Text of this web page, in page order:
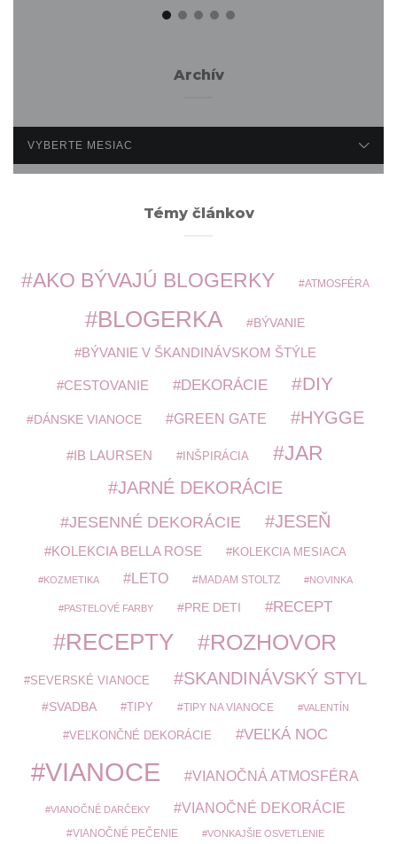
Archív
Témy článkov
AKO BÝVAJÚ BLOGERKY ATMOSFÉRA
BLOGERKA BÝVANIE
BÝVANIE V ŠKANDINÁVSKOM ŠTÝLE
CESTOVANIE DEKORÁCIE DIY
DÁNSKE VIANOCE GREEN GATE HYGGE
IB LAURSEN INŠPIRÁCIA JAR
JARNÉ DEKORÁCIE
JESENNÉ DEKORÁCIE JESEŇ
KOLEKCIA BELLA ROSE KOLEKCIA MESIACA
KOZMETIKA LETO MADAM STOLTZ NOVINKA
PASTELOVÉ FARBY PRE DETI RECEPT
RECEPTY ROZHOVOR
SEVERSKÉ VIANOCE SKANDINÁVSKÝ STYL
SVADBA TIPY TIPY NA VIANOCE VALENTÍN
VEĽKONČNÉ DEKORÁCIE VEĽKÁ NOC
VIANOCE VIANOČNÁ ATMOSFÉRA
VIANOČNÉ DARČEKY VIANOČNÉ DEKORÁCIE
VIANOČNÉ PEČENIE VONKAJŠIE OSVETLENIE